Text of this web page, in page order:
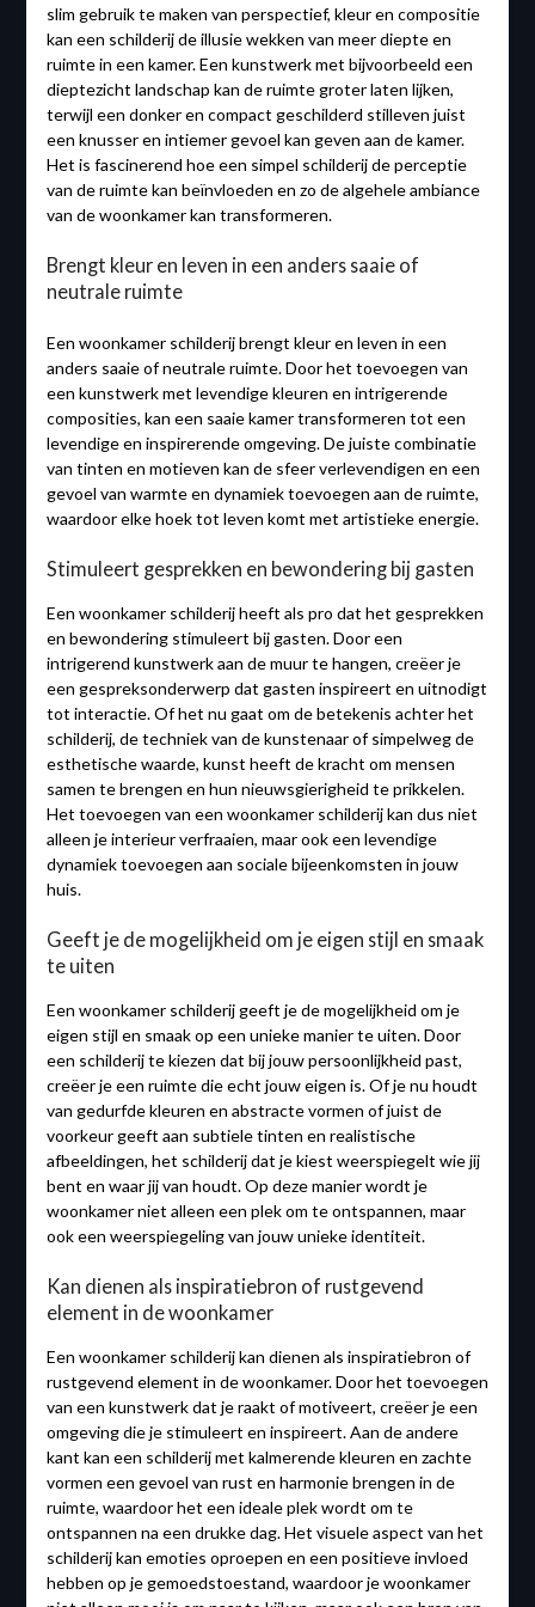
slim gebruik te maken van perspectief, kleur en compositie
kan een schilderij de illusie wekken van meer diepte en
ruimte in een kamer. Een kunstwerk met bijvoorbeeld een
dieptezicht landschap kan de ruimte groter laten lijken,
terwijl een donker en compact geschilderd stilleven juist
een knusser en intiemer gevoel kan geven aan de kamer.
Het is fascinerend hoe een simpel schilderij de perceptie
van de ruimte kan beïnvloeden en zo de algehele ambiance
van de woonkamer kan transformeren.
Brengt kleur en leven in een anders saaie of
neutrale ruimte
Een woonkamer schilderij brengt kleur en leven in een
anders saaie of neutrale ruimte. Door het toevoegen van
een kunstwerk met levendige kleuren en intrigerende
composities, kan een saaie kamer transformeren tot een
levendige en inspirerende omgeving. De juiste combinatie
van tinten en motieven kan de sfeer verlevendigen en een
gevoel van warmte en dynamiek toevoegen aan de ruimte,
waardoor elke hoek tot leven komt met artistieke energie.
Stimuleert gesprekken en bewondering bij gasten
Een woonkamer schilderij heeft als pro dat het gesprekken
en bewondering stimuleert bij gasten. Door een
intrigerend kunstwerk aan de muur te hangen, creëer je
een gespreksonderwerp dat gasten inspireert en uitnodigt
tot interactie. Of het nu gaat om de betekenis achter het
schilderij, de techniek van de kunstenaar of simpelweg de
esthetische waarde, kunst heeft de kracht om mensen
samen te brengen en hun nieuwsgierigheid te prikkelen.
Het toevoegen van een woonkamer schilderij kan dus niet
alleen je interieur verfraaien, maar ook een levendige
dynamiek toevoegen aan sociale bijeenkomsten in jouw
huis.
Geeft je de mogelijkheid om je eigen stijl en smaak
te uiten
Een woonkamer schilderij geeft je de mogelijkheid om je
eigen stijl en smaak op een unieke manier te uiten. Door
een schilderij te kiezen dat bij jouw persoonlijkheid past,
creëer je een ruimte die echt jouw eigen is. Of je nu houdt
van gedurfde kleuren en abstracte vormen of juist de
voorkeur geeft aan subtiele tinten en realistische
afbeeldingen, het schilderij dat je kiest weerspiegelt wie jij
bent en waar jij van houdt. Op deze manier wordt je
woonkamer niet alleen een plek om te ontspannen, maar
ook een weerspiegeling van jouw unieke identiteit.
Kan dienen als inspiratiebron of rustgevend
element in de woonkamer
Een woonkamer schilderij kan dienen als inspiratiebron of
rustgevend element in de woonkamer. Door het toevoegen
van een kunstwerk dat je raakt of motiveert, creëer je een
omgeving die je stimuleert en inspireert. Aan de andere
kant kan een schilderij met kalmerende kleuren en zachte
vormen een gevoel van rust en harmonie brengen in de
ruimte, waardoor het een ideale plek wordt om te
ontspannen na een drukke dag. Het visuele aspect van het
schilderij kan emoties oproepen en een positieve invloed
hebben op je gemoedstoestand, waardoor je woonkamer